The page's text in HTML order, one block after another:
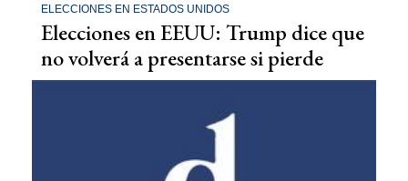
ELECCIONES EN ESTADOS UNIDOS
Elecciones en EEUU: Trump dice que
no volverá a presentarse si pierde